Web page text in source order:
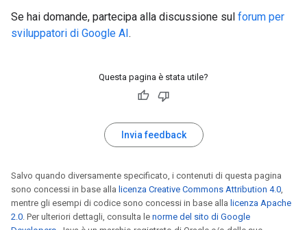
Se hai domande, partecipa alla discussione sul forum per
sviluppatori di Google AI.
Questa pagina è stata utile?
Invia feedback
Salvo quando diversamente specificato, i contenuti di questa pagina
sono concessi in base alla licenza Creative Commons Attribution 4.0,
mentre gli esempi di codice sono concessi in base alla licenza Apache
2.0. Per ulteriori dettagli, consulta le norme del sito di Google